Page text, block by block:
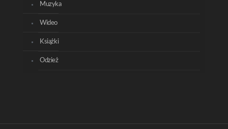
Muzyka
Wideo
Książki
Odzież